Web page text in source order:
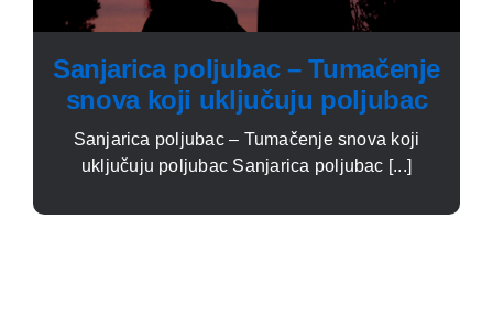
Sanjarica poljubac – Tumačenje
snova koji uključuju poljubac
Sanjarica poljubac – Tumačenje snova koji
uključuju poljubac Sanjarica poljubac [...]